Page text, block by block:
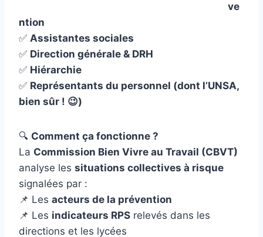
ve
ntion
✅ Assistantes sociales
✅ Direction générale & DRH
✅ Hiérarchie
✅ Représentants du personnel (dont l’UNSA,
bien sûr ! 😉)
🔍 Comment ça fonctionne ?
La Commission Bien Vivre au Travail (CBVT)
analyse les situations collectives à risque
signalées par :
📌 Les acteurs de la prévention
📌 Les indicateurs RPS relevés dans les
directions et les lycées